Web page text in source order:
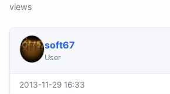
views
soft67
User
2013-11-29 16:33